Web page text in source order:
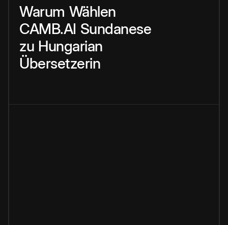
Warum Wählen
CAMB.AI Sundanese
zu Hungarian
Übersetzerin